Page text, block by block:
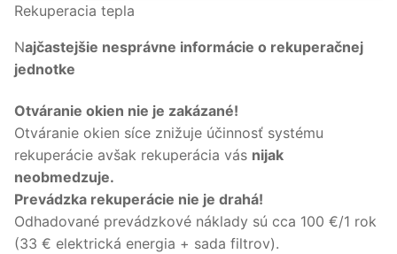
Rekuperacia tepla
Najčastejšie nesprávne informácie o rekuperačnej
jednotke
Otváranie okien nie je zakázané!
Otváranie okien síce znižuje účinnosť systému
rekuperácie avšak rekuperácia vás nijak
neobmedzuje.
Prevádzka rekuperácie nie je drahá!
Odhadované prevádzkové náklady sú cca 100 €/1 rok
(33 € elektrická energia + sada filtrov).